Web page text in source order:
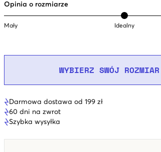
Opinia o rozmiarze
Mały Idealny
WYBIERZ SWÓJ ROZMIAR
Darmowa dostawa od 199 zł
60 dni na zwrot
Szybka wysyłka